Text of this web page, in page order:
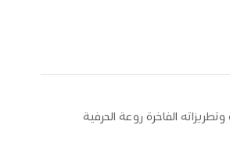
الفاخرة روعة الحرفية